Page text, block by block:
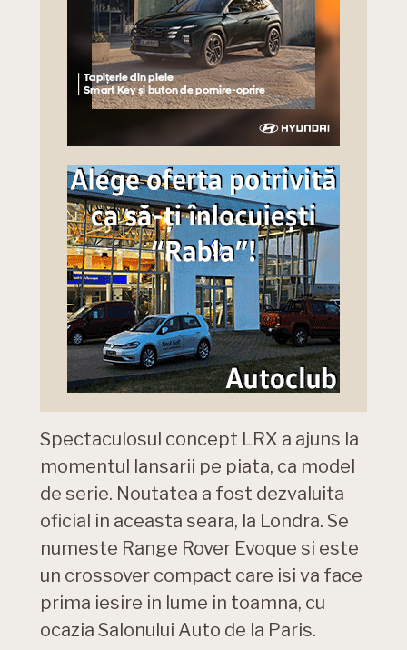
Spectaculosul concept LRX a ajuns la
momentul lansarii pe piata, ca model
de serie. Noutatea a fost dezvaluita
oficial in aceasta seara, la Londra. Se
numeste Range Rover Evoque si este
un crossover compact care isi va face
prima iesire in lume in toamna, cu
ocazia Salonului Auto de la Paris.